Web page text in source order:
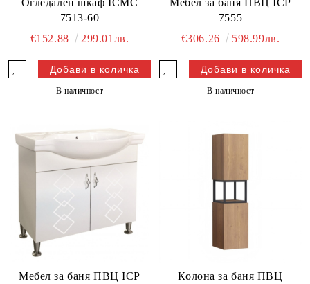
Огледален шкаф ICMC
7513-60
€152.88
299.01лв.
В наличност
Мебел за баня ПВЦ ICP
7555
€306.26
598.99лв.
В наличност
Мебел за баня ПВЦ ICP
Колона за баня ПВЦ